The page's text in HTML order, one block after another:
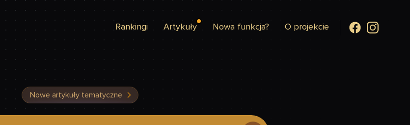
Rankingi Artykuły Nowa funkcja? O projekcie
Nowe artykuły tematyczne
Twoja strona jest szybka